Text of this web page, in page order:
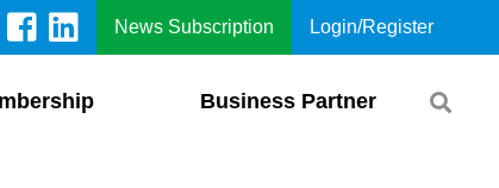
News Subscription Login/Register
Business Partner